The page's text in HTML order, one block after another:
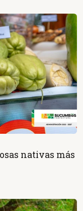
nativas más